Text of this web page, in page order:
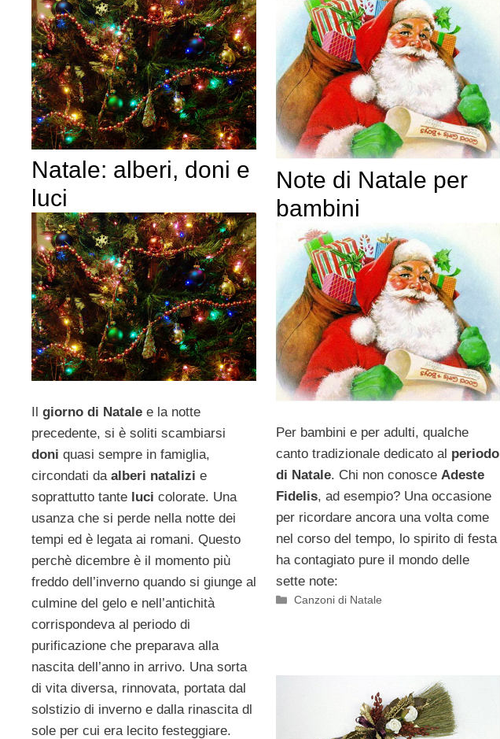
Natale: alberi, doni e
luci
Il giorno di Natale e la notte
precedente, si è soliti scambiarsi
doni quasi sempre in famiglia,
circondati da alberi natalizi e
soprattutto tante luci colorate. Una
usanza che si perde nella notte dei
tempi ed è legata ai romani. Questo
perchè dicembre è il momento più
freddo dell’inverno quando si giunge al
culmine del gelo e nell’antichità
corrispondeva al periodo di
purificazione che preparava alla
nascita dell’anno in arrivo. Una sorta
di vita diversa, rinnovata, portata dal
solstizio di inverno e dalla rinascita dl
sole per cui era lecito festeggiare.
Note di Natale per
bambini
Per bambini e per adulti, qualche
canto tradizionale dedicato al periodo
di Natale. Chi non conosce Adeste
Fidelis, ad esempio? Una occasione
per ricordare ancora una volta come
nel corso del tempo, lo spirito di festa
ha contagiato pure il mondo delle
sette note:
Categorie
Canzoni di Natale